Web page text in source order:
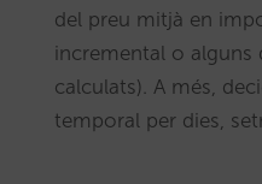
del preu mitjà en
incremental o alguns
calculats). A més,
temporal per dies,